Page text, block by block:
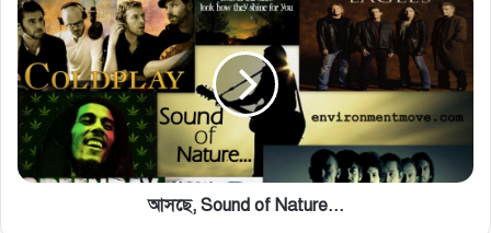
আসছে, Sound of Nature...